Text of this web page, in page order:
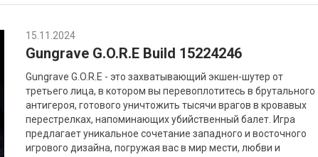
15.11.2024
Gungrave G.O.R.E Build 15224246
Gungrave G.O.R.E - это захватывающий экшен-шутер от
третьего лица, в котором вы перевоплотитесь в брутального
антигероя, готового уничтожить тысячи врагов в кровавых
перестрелках, напоминающих убийственный балет. Игра
предлагает уникальное сочетание западного и восточного
игрового дизайна, погружая вас в мир мести, любви и